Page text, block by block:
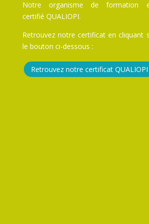
Notre organisme de formation
certifié QUALIOPI.
Retrouvez notre certificat en cliquant
le bouton ci-dessous :
Retrouvez notre certificat QUALIOPI